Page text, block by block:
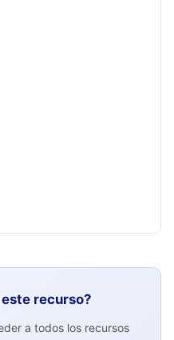
recurso?
a todos los recursos